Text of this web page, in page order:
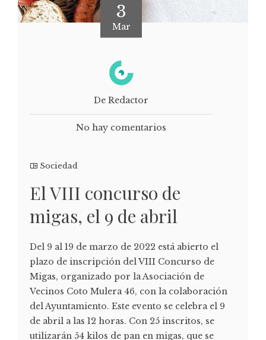
3
Mar
De Redactor
No hay comentarios
Sociedad
El VIII concurso de
migas, el 9 de abril
Del 9 al 19 de marzo de 2022 está abierto el
plazo de inscripción del VIII Concurso de
Migas, organizado por la Asociación de
Vecinos Coto Mulera 46, con la colaboración
del Ayuntamiento. Este evento se celebra el 9
de abril a las 12 horas. Con 25 inscritos, se
utilizarán 54 kilos de pan en migas, que se